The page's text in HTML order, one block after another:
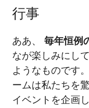
行事
ああ、 毎年恒例
なが楽しみにし
ようなものです
ームは私たちを
イベントを企画